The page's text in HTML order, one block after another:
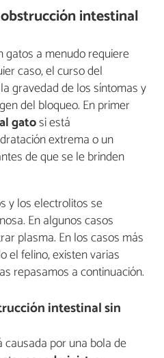
intestinal
gatos a menudo requiere
caso, el curso del
gravedad de los síntomas y
del bloqueo. En primer
gatosi está
extrema o un
de que se le brinden
y los electrolitos se
En algunos casos
plasma. En los casos más
el felino, existen varias
repasamos a continuación.
intestinal sin
por una bola de